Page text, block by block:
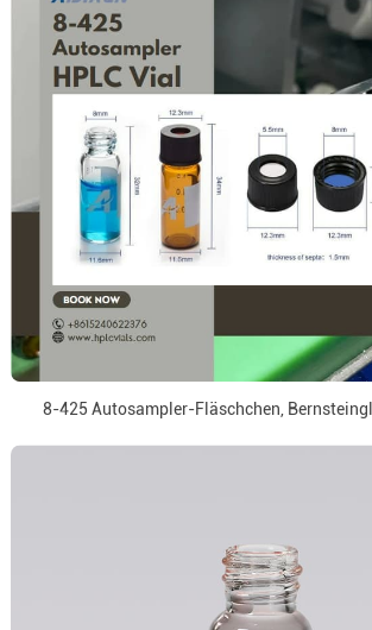
8-425 Autosampler-Fläschchen,